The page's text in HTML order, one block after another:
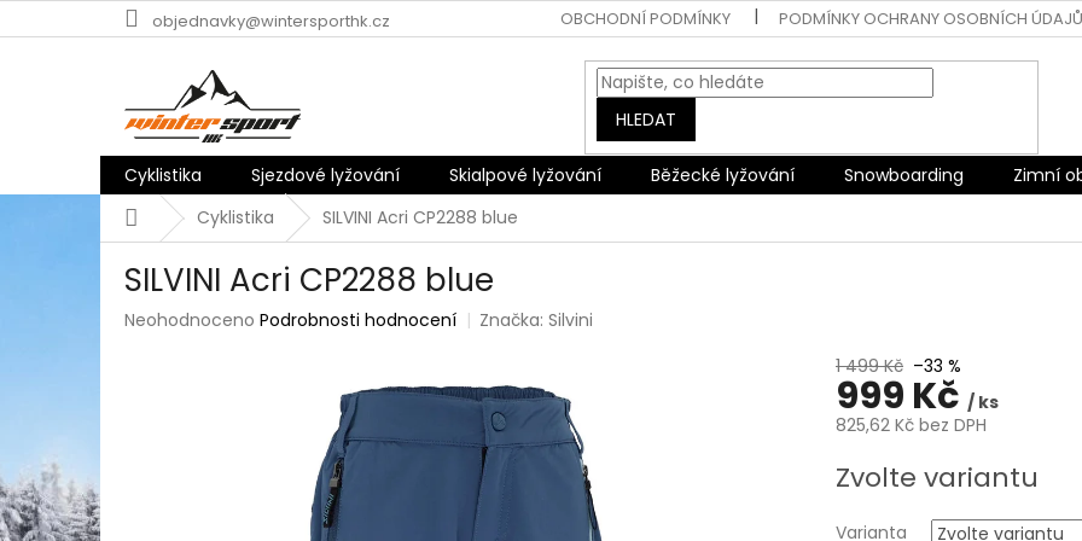
na
objednavky@wintersporthk.cz OBCHODNÍ PODMÍNKY PODMÍNKY OCHRANY OSOBNÍCH ÚDAJŮ
HLEDAT
Cyklistika Sjezdové lyžování Skialpové lyžování Běžecké lyžování Snowboarding Zimní
DomůCyklistika SILVINI Acri CP2288 blue
SILVINI Acri CP2288 blue
Průměrné
Neohodnoceno Podrobnosti hodnocení Značka:Silvini
1 499 Kč –33 %
999 Kč / ks
825,62 Kč bez DPH
cena:
Zvolte variantu
Varianta